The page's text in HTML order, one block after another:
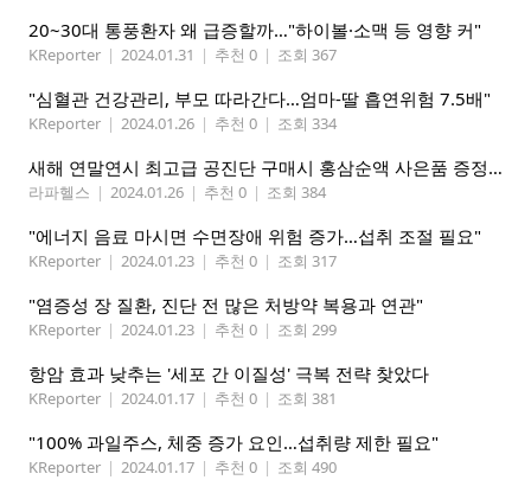
20~30대 통풍환자 왜 급증할까…"하이볼·소맥 등 영향 커"
KReporter | 2024.01.31 | 추천 0 | 조회 367
"심혈관 건강관리, 부모 따라간다…엄마-딸 흡연위험 7.5배"
KReporter | 2024.01.26 | 추천 0 | 조회 334
새해 연말연시 최고급 공진단 구매시 홍삼순액 사은품 증정 행사: 라파헬스(페더럴웨이 H-Mart내)
라파헬스 | 2024.01.26 | 추천 0 | 조회 384
"에너지 음료 마시면 수면장애 위험 증가…섭취 조절 필요"
KReporter | 2024.01.23 | 추천 0 | 조회 317
"염증성 장 질환, 진단 전 많은 처방약 복용과 연관"
KReporter | 2024.01.23 | 추천 0 | 조회 299
항암 효과 낮추는 '세포 간 이질성' 극복 전략 찾았다
KReporter | 2024.01.17 | 추천 0 | 조회 381
"100% 과일주스, 체중 증가 요인…섭취량 제한 필요"
KReporter | 2024.01.17 | 추천 0 | 조회 490